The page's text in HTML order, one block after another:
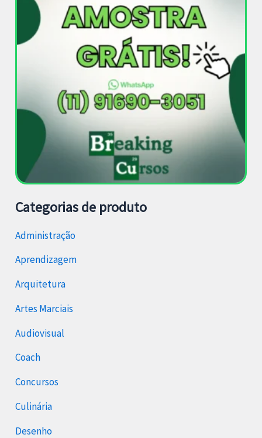
Categorias de produto
Administração
Aprendizagem
Arquitetura
Artes Marciais
Audiovisual
Coach
Concursos
Culinária
Desenho